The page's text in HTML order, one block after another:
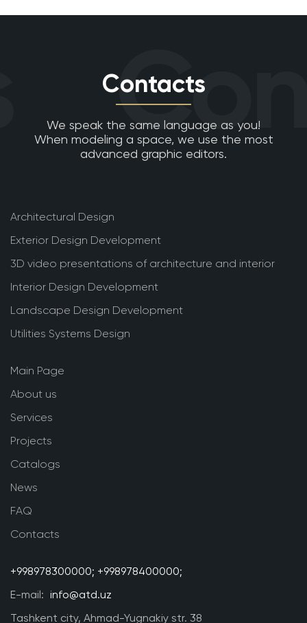
Contacts
We speak the same language as you!
When modeling a space, we use the most
advanced graphic editors.
Architectural Design
Exterior Design Development
3D video presentations of architecture and interior
Interior Design Development
Landscape Design Development
Utilities Systems Design
Main Page
About us
Services
Projects
Catalogs
News
FAQ
Contacts
+998978300000; +998978400000;
E-mail: info@atd.uz
Tashkent city, Ahmad-Yugnakiy str. 38